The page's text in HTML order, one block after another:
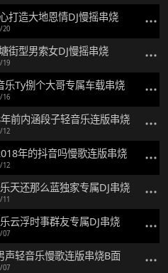
打造大地恩情DJ慢摇串烧
20
街型男索女DJ慢摇串烧
19
Ty捌个大哥专属车载串烧
16
前内涵段子轻音乐连版串烧
12
年的抖音吗慢歌连版串烧
12
天还那么蓝独家专属DJ串烧
11
云浮时事群友专属DJ串烧
07
声轻音乐慢歌连版串烧B面
07